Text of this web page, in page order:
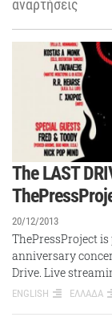
αναρτήσεις
The LAST
20/12/2013
ThePressProject
anniversary
Drive. Live
ENGLISH ΕΛΛΑΔΑ